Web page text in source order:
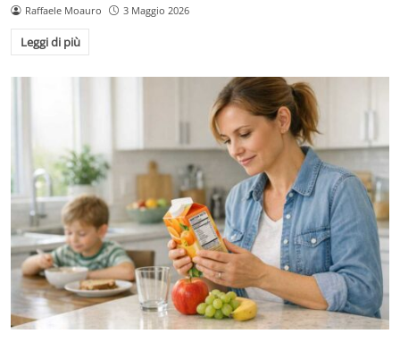
Raffaele Moauro 3 Maggio 2026
Leggi di più